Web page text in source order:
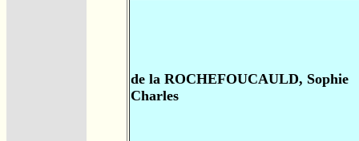
de la ROCHEFOUCAULD, Sophie
Charles